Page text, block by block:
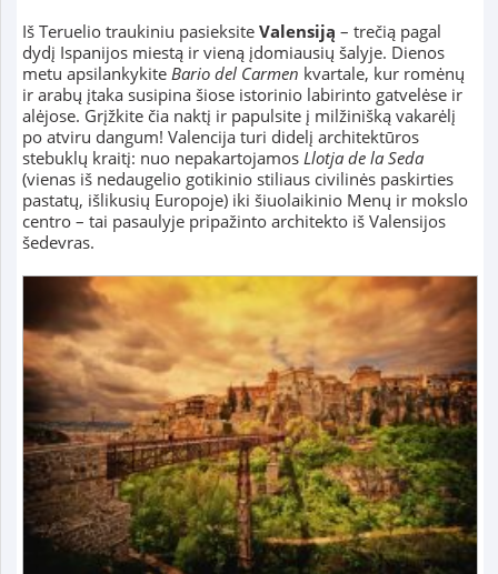
Iš Teruelio traukiniu pasieksite Valensiją – trečią pagal
dydį Ispanijos miestą ir vieną įdomiausių šalyje. Dienos
metu apsilankykite Bario del Carmen kvartale, kur romėnų
ir arabų įtaka susipina šiose istorinio labirinto gatvelėse ir
alėjose. Grįžkite čia naktį ir papulsite į milžinišką vakarėlį
po atviru dangum! Valencija turi didelį architektūros
stebuklų kraitį: nuo nepakartojamos Llotja de la Seda
(vienas iš nedaugelio gotikinio stiliaus civilinės paskirties
pastatų, išlikusių Europoje) iki šiuolaikinio Menų ir mokslo
centro – tai pasaulyje pripažinto architekto iš Valensijos
šedevras.